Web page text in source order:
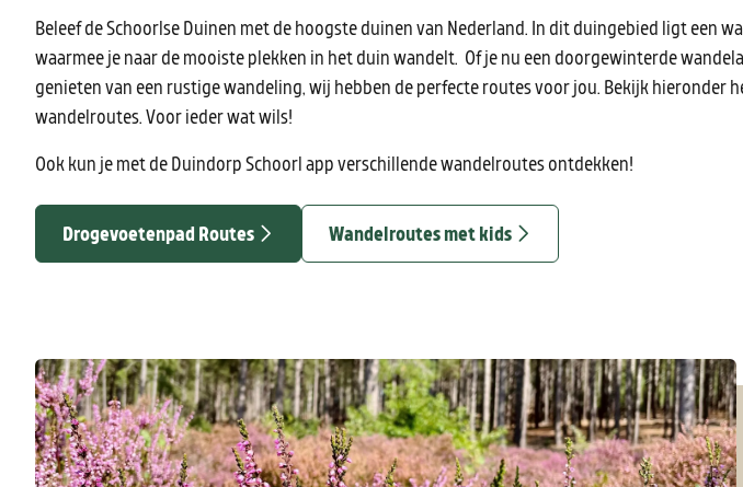
Beleef de Schoorlse Duinen met de hoogste duinen van Nederland. In dit duingebied ligt een
waarmee je naar de mooiste plekken in het duin wandelt. Of je nu een doorgewinterde
genieten van een rustige wandeling, wij hebben de perfecte routes voor jou. Bekijk hieronder
wandelroutes. Voor ieder wat wils!
Ook kun je met de Duindorp Schoorl app verschillende wandelroutes ontdekken!
Drogevoetenpad Routes Wandelroutes met kids